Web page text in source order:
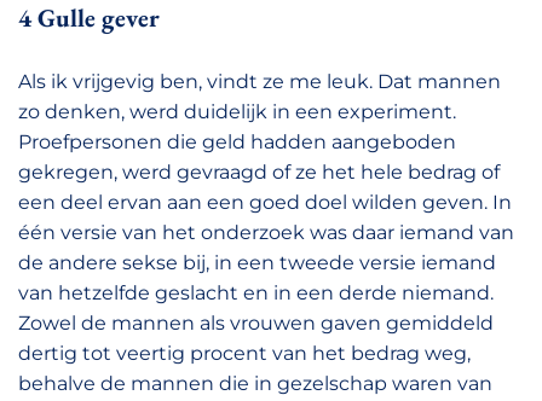
4 Gulle gever
Als ik vrijgevig ben, vindt ze me leuk. Dat mannen
zo denken, werd duidelijk in een experiment.
Proefpersonen die geld hadden aangeboden
gekregen, werd gevraagd of ze het hele bedrag of
een deel ervan aan een goed doel wilden geven. In
één versie van het onderzoek was daar iemand van
de andere sekse bij, in een tweede versie iemand
van hetzelfde geslacht en in een derde niemand.
Zowel de mannen als vrouwen gaven gemiddeld
dertig tot veertig procent van het bedrag weg,
behalve de mannen die in gezelschap waren van